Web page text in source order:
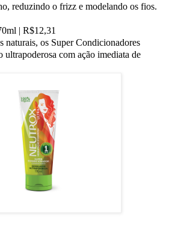
reduzindo o frizz e modelando os fios.
| R$12,31
naturais, os Super Condicionadores
ultrapoderosa com ação imediata de